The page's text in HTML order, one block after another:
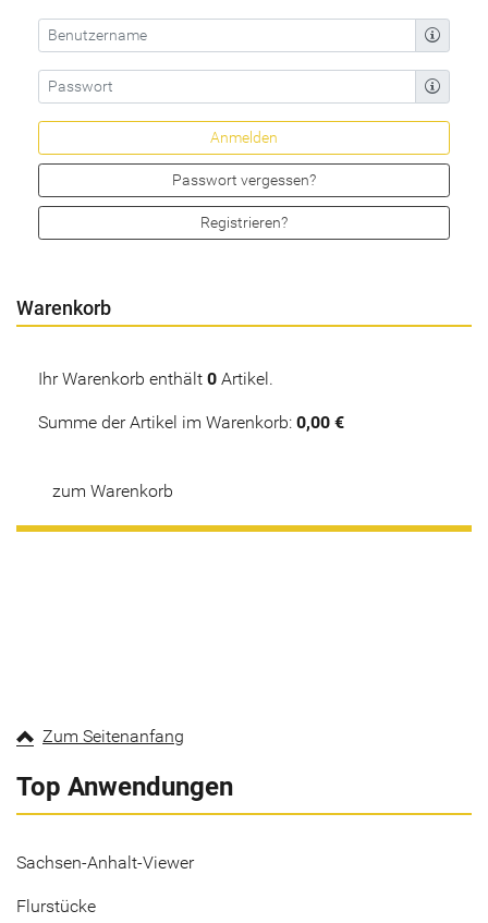
Passwort vergessen?
Registrieren?
Warenkorb
Ihr Warenkorb enthält 0 Artikel.
Summe der Artikel im Warenkorb: 0,00 €
zum Warenkorb
Zum Seitenanfang
Top Anwendungen
Sachsen-Anhalt-Viewer
Flurstücke